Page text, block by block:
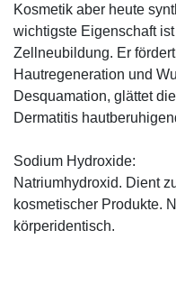
Kosmetik aber heute
wichtigste Eigenschaft
Zellneubildung. Er
Hautregeneration und
Desquamation, glättet
Dermatitis
Sodium Hydroxide:
Natriumhydroxid. Dient
kosmetischer Produkte.
körperidentisch.